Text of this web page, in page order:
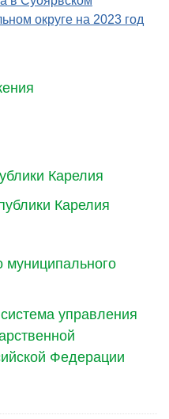
Карелия
Карелия
муниципального
управления
Федерации
округе на 2023 год